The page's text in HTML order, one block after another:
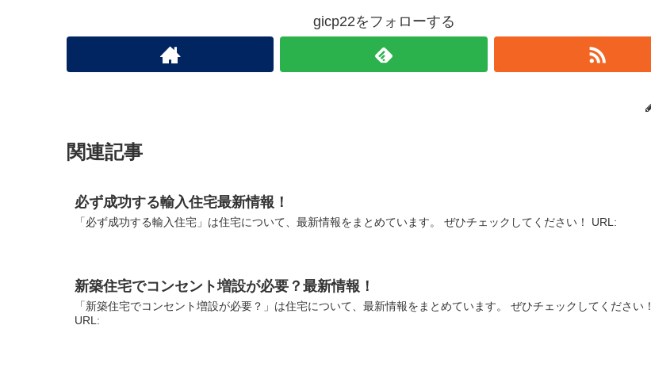
gicp22をフォローする
関連記事
必ず成功する輸入住宅最新情報！
「必ず成功する輸入住宅」は住宅について、最新情報をまとめています。 ぜひチェックしてください！ URL:
新築住宅でコンセント増設が必要？最新情報！
「新築住宅でコンセント増設が必要？」は住宅について、最新情報をまとめています。 ぜひチェックしてください！
URL: